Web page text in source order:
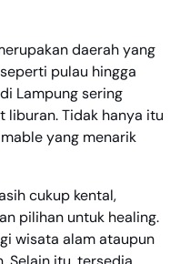
daerah yang
pulau hingga
Lampung sering
liburan. Tidak hanya itu
yang menarik
cukup kental,
pilihan untuk healing.
wisata alam ataupun